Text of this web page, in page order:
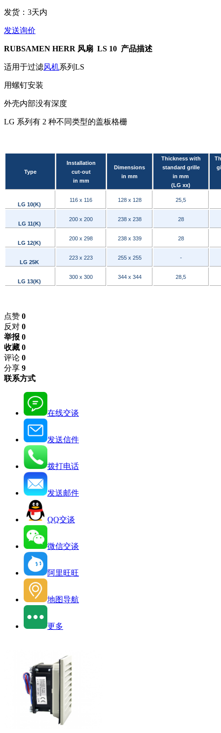
发货：3天内
发送询价
RUBSAMEN HERR 风扇 LS 10 产品描述
适用于过滤风机系列LS
用螺钉安装
外壳内部没有深度
LG 系列有 2 种不同类型的盖板格栅
Type
Installation
cut-out
in mm
Dimensions
in mm
Thickness with
standard grille
in mm
(LG xx)
LG 10(K)
116 x 116 128 x 128 25,5
LG 11(K)
200 x 200 238 x 238 28
LG 12(K)
200 x 298 238 x 339 28
LG 25K
223 x 223 255 x 255 -
LG 13(K)
300 x 300 344 x 344 28,5
点赞 0
反对 0
举报 0
收藏 0
评论 0
分享 9
联系方式
在线交谈
发送信件
拨打电话
发送邮件
QQ交谈
微信交谈
阿里旺旺
地图导航
更多